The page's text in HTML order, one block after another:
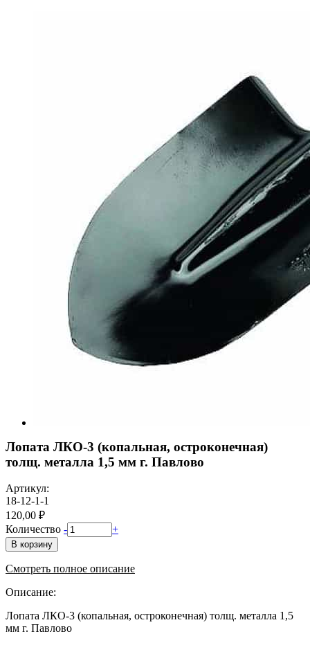
Лопата ЛКО-3 (копальная, остроконечная)
толщ. металла 1,5 мм г. Павлово
Артикул:
18-12-1-1
120,00 ₽
Количество - +
В корзину
Смотреть полное описание
Описание:
Лопата ЛКО-3 (копальная, остроконечная) толщ. металла 1,5
мм г. Павлово